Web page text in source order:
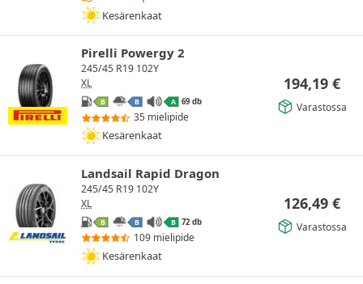
Kesärenkaat
Pirelli Powergy 2
245/45 R19 102Y
XL
B B A 69 db
35 mielipide
Kesärenkaat
194,19 €
Varastossa
Landsail Rapid Dragon
245/45 R19 102Y
XL
B B B 72 db
109 mielipide
Kesärenkaat
126,49 €
Varastossa